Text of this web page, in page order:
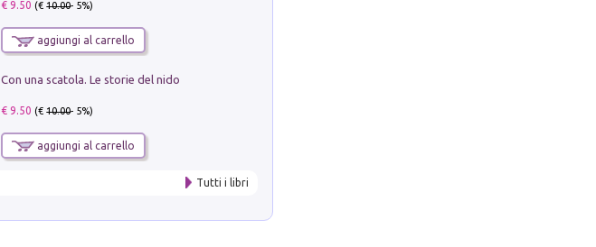
€ 9.50 (€10.00- 5%)
aggiungi al carrello
Con una scatola. Le storie del nido
€ 9.50 (€10.00- 5%)
aggiungi al carrello
Tutti i libri